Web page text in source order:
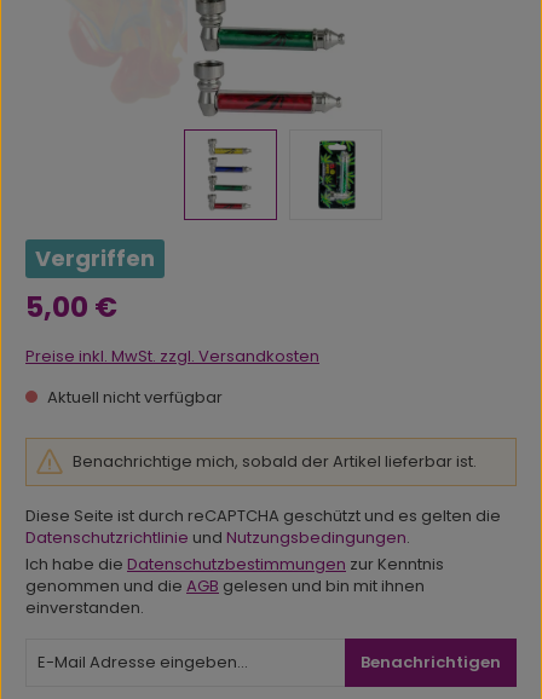
Vergriffen
Regulärer Preis:
5,00 €
Preise inkl. MwSt. zzgl. Versandkosten
Aktuell nicht verfügbar
Benachrichtige mich, sobald der Artikel lieferbar ist.
Diese Seite ist durch reCAPTCHA geschützt und es gelten die
Datenschutzrichtlinie und Nutzungsbedingungen.
Ich habe die Datenschutzbestimmungen zur Kenntnis
genommen und die AGB gelesen und bin mit ihnen
einverstanden.
Benachrichtigen